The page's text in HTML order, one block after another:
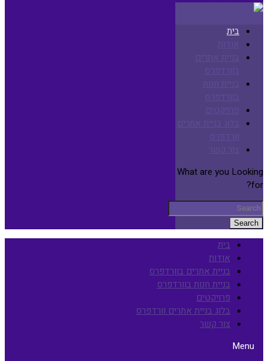
בית
אודות
בניית אתרים
בוורדפרס
בניית חנות
בוורדפרס
פרויקטים
בלוג בניית אתרים
וורדפרס
צור קשר
What are you Looking
for?
Search
בית
אודות
בניית אתרים בוורדפרס
בניית חנות בוורדפרס
פרויקטים
בלוג בניית אתרים וורדפרס
צור קשר
Menu